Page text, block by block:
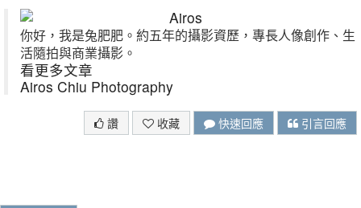
Airos
你好，我是兔肥肥。約五年的攝影資歷，專長人像創作、生
活隨拍與商業攝影。
看更多文章
Airos Chiu Photography
讚 收藏 快速回應 引言回應